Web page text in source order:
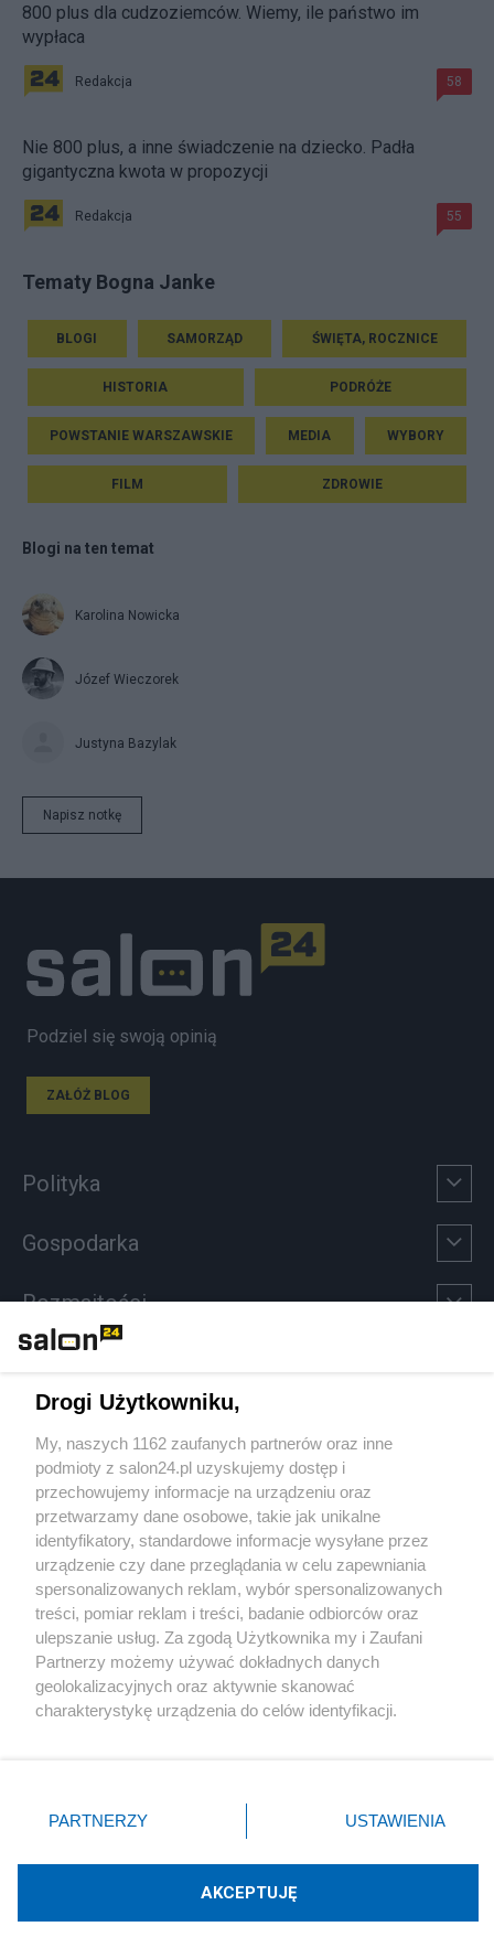
800 plus dla cudzoziemców. Wiemy, ile państwo im
wypłaca
Redakcja 58
Nie 800 plus, a inne świadczenie na dziecko. Padła
gigantyczna kwota w propozycji
Redakcja 55
Tematy Bogna Janke
BLOGI SAMORZĄD ŚWIĘTA, ROCZNICE
HISTORIA PODRÓŻE
POWSTANIE WARSZAWSKIE MEDIA WYBORY
FILM ZDROWIE
Blogi na ten temat
Karolina Nowicka
Józef Wieczorek
Justyna Bazylak
Napisz notkę
Podziel się swoją opinią
ZAŁÓŻ BLOG
Polityka
Gospodarka
Rozmaitości
Sport
Społeczeństwo
Kultura
X Facebook Instagram Youtube
Technologię dostarcza:W3media.pl
Drogi Użytkowniku,
My, naszych 1162 zaufanych partnerów oraz inne
podmioty z salon24.pl uzyskujemy dostęp i
przechowujemy informacje na urządzeniu oraz
przetwarzamy dane osobowe, takie jak unikalne
identyfikatory, standardowe informacje wysyłane przez
urządzenie czy dane przeglądania w celu zapewniania
spersonalizowanych reklam, wybór spersonalizowanych
treści, pomiar reklam i treści, badanie odbiorców oraz
ulepszanie usług. Za zgodą Użytkownika my i Zaufani
Partnerzy możemy używać dokładnych danych
geolokalizacyjnych oraz aktywnie skanować
charakterystykę urządzenia do celów identyfikacji.
zmienić/wycofać klikając przycisk ustawień prywatności
znajdujący się w lewym dolnym rogu strony
rodzaje przetwarzania danych nie wymagają zgody
użytkownika, ale masz prawo sprzeciwić się takiemu
PARTNERZY USTAWIENIA
AKCEPTUJĘ